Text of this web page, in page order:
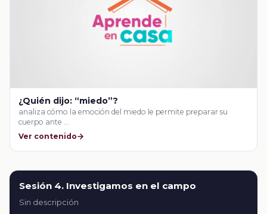
¿Quién dijo: “miedo”?
analiza cómo la emoción del miedo le permite preparar su
cuerpo ante …
Ver contenido
Sesión 4. Investigamos en el campo
Sin descripción